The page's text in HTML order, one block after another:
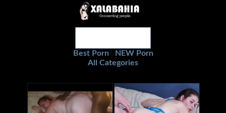
Best Porn
NEW Porn
All Categories